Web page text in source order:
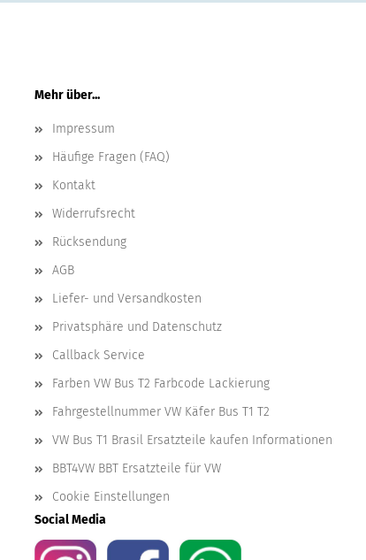
Mehr über...
Impressum
Häufige Fragen (FAQ)
Kontakt
Widerrufsrecht
Rücksendung
AGB
Liefer- und Versandkosten
Privatsphäre und Datenschutz
Callback Service
Farben VW Bus T2 Farbcode Lackierung
Fahrgestellnummer VW Käfer Bus T1 T2
VW Bus T1 Brasil Ersatzteile kaufen Informationen
BBT4VW BBT Ersatzteile für VW
Cookie Einstellungen
Social Media